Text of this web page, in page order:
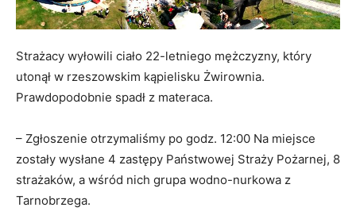
Strażacy wyłowili ciało 22-letniego mężczyzny, który
utonął w rzeszowskim kąpielisku Żwirownia.
Prawdopodobnie spadł z materaca.
– Zgłoszenie otrzymaliśmy po godz. 12:00 Na miejsce
zostały wysłane 4 zastępy Państwowej Straży Pożarnej, 8
strażaków, a wśród nich grupa wodno-nurkowa z
Tarnobrzega.